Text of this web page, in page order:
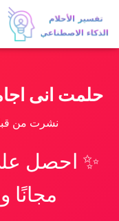
حلمت انى
نشرت من
✨ احصل